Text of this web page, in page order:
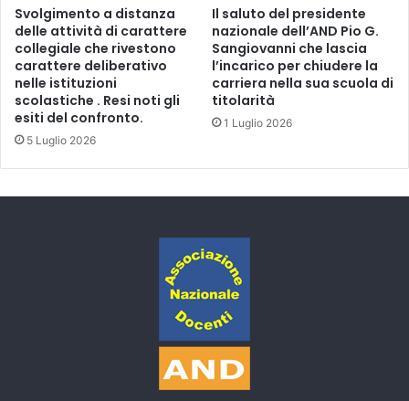
Svolgimento a distanza
delle attività di carattere
collegiale che rivestono
carattere deliberativo
nelle istituzioni
scolastiche . Resi noti gli
esiti del confronto.
5 Luglio 2026
Il saluto del presidente
nazionale dell’AND Pio G.
Sangiovanni che lascia
l’incarico per chiudere la
carriera nella sua scuola di
titolarità
1 Luglio 2026